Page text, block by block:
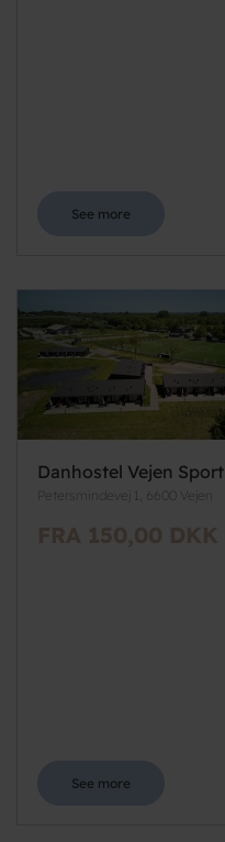
See more
Danhostel Vejen Sport
Petersmindevej 1, 6600 Vejen
FRA 150,00 DKK
See more